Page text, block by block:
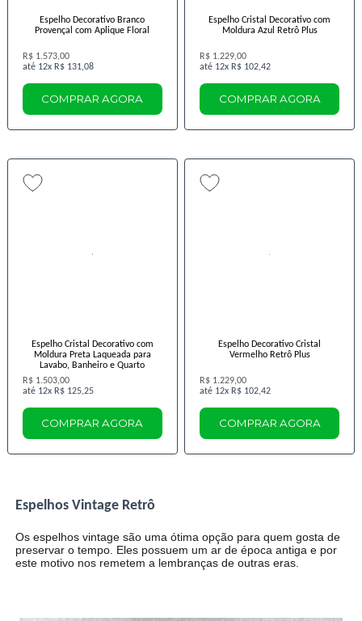
Espelho Decorativo Branco
Provençal com Aplique Floral
R$ 1.573,00
12x R$ 131,08
COMPRAR AGORA
Espelho Cristal Decorativo com
Moldura Azul Retrô Plus
R$ 1.229,00
12x R$ 102,42
COMPRAR AGORA
Espelho Cristal Decorativo com
Moldura Preta Laqueada para
Lavabo, Banheiro e Quarto
R$ 1.503,00
12x R$ 125,25
COMPRAR AGORA
Espelho Decorativo Cristal
Vermelho Retrô Plus
R$ 1.229,00
12x R$ 102,42
COMPRAR AGORA
Espelhos Vintage Retrô
Os espelhos vintage são uma ótima opção para quem gosta de
preservar o tempo. Eles possuem um ar de época antiga e por
este motivo nos remetem a lembranças de outras eras.